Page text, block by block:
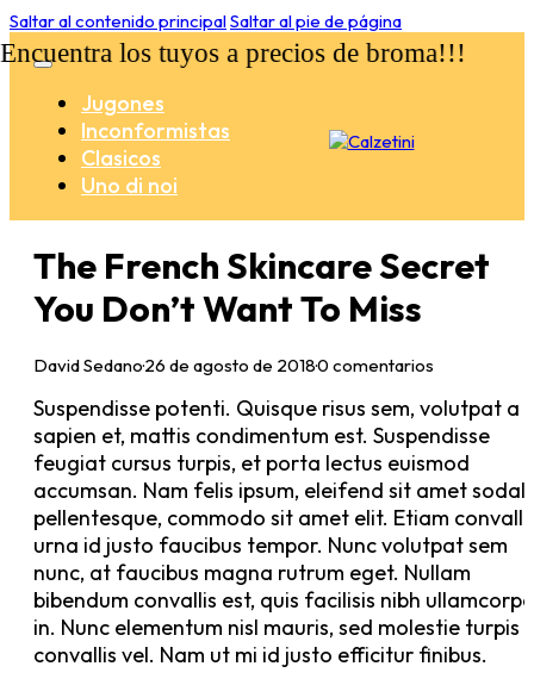
Saltar al contenido principalSaltar al pie de página
los tuyos a precios de broma!!!
Jugones
Inconformistas
Clasicos
Uno di noi
The French Skincare Secret
You Don’t Want To Miss
David Sedano·26 de agosto de 2018·0 comentarios
Suspendisse potenti. Quisque risus sem, volutpat a
sapien et, mattis condimentum est. Suspendisse
feugiat cursus turpis, et porta lectus euismod
accumsan. Nam felis ipsum, eleifend sit amet
pellentesque, commodo sit amet elit. Etiam
urna id justo faucibus tempor. Nunc volutpat sem
nunc, at faucibus magna rutrum eget. Nullam
bibendum convallis est, quis facilisis nibh
in. Nunc elementum nisl mauris, sed molestie turpis
convallis vel. Nam ut mi id justo efficitur finibus.